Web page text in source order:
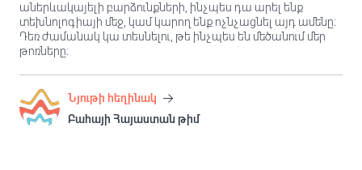
աներևակայելի բարձունքների, ինչպես դա արել ենք
տեխնոլոգիայի մեջ, կամ կարող ենք ոչնչացնել այդ ամենը։
Դեռ ժամանակ կա տեսնելու, թե ինչպես են մեծանում մեր
թոռները։
Նյութի հեղինակ
Բահայի Հայաստան թիմ